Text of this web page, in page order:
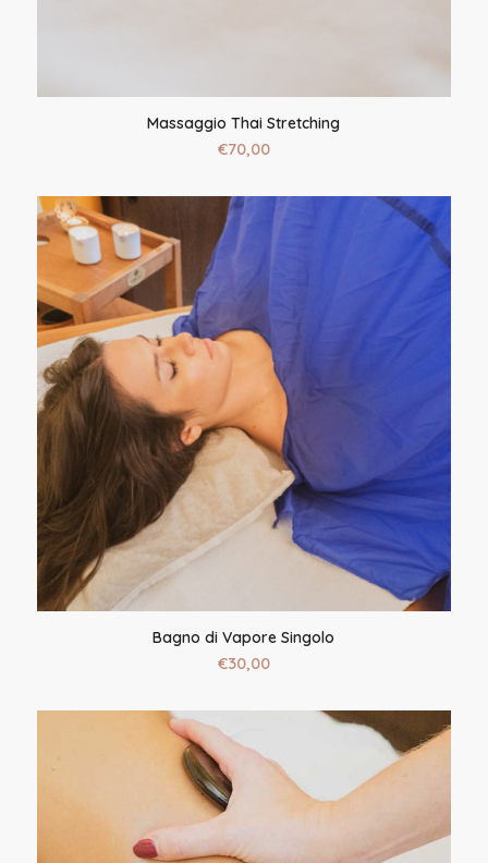
Massaggio Thai Stretching
€70,00
Bagno di Vapore Singolo
€30,00